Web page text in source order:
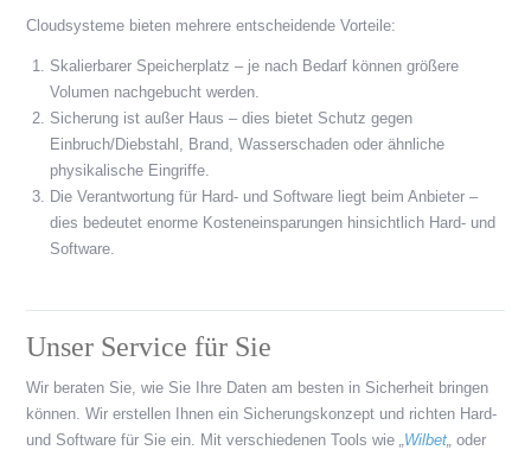
Cloudsysteme bieten mehrere entscheidende Vorteile:
Skalierbarer Speicherplatz – je nach Bedarf können größere
Volumen nachgebucht werden.
Sicherung ist außer Haus – dies bietet Schutz gegen
Einbruch/Diebstahl, Brand, Wasserschaden oder ähnliche
physikalische Eingriffe.
Die Verantwortung für Hard- und Software liegt beim Anbieter –
dies bedeutet enorme Kosteneinsparungen hinsichtlich Hard- und
Software.
Unser Service für Sie
Wir beraten Sie, wie Sie Ihre Daten am besten in Sicherheit bringen
können. Wir erstellen Ihnen ein Sicherungskonzept und richten Hard-
und Software für Sie ein. Mit verschiedenen Tools wie Wilbet oder